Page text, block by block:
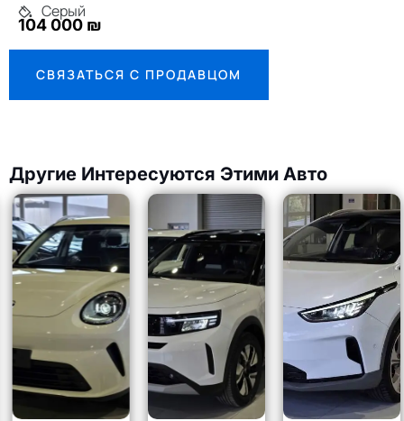
Серый
104 000 ₪
СВЯЗАТЬСЯ С ПРОДАВЦОМ
Другие Интересуются Этими Авто